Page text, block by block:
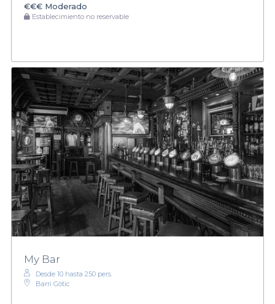
€€€ Moderado
Establecimiento no reservable
My Bar
Desde 10 hasta 250 pers.
Barri Gòtic